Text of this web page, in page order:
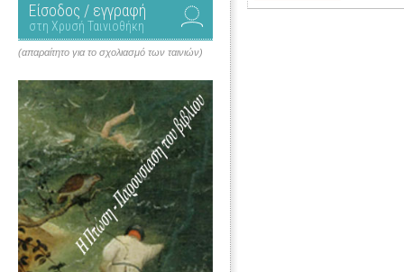
Είσοδος / εγγραφή
στη Χρυσή Ταινιοθήκη
(απαραίτητο για το σχολιασμό των ταινιών)